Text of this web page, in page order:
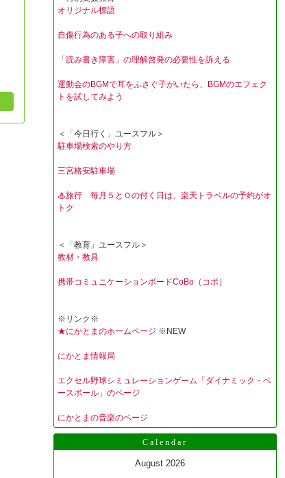
オリジナル標語
自傷行為のある子への取り組み
「読み書き障害」の理解啓発の必要性を訴える
運動会のBGMで耳をふさぐ子がいたら、BGMのエフェク
トを試してみよう
＜「今日行く」ユースフル＞
駐車場検索のやり方
三宮格安駐車場
♨旅行 毎月５と０の付く日は、楽天トラベルの予約がオ
トク
＜「教育」ユースフル＞
教材・教具
携帯コミュニケーションボードCoBo（コボ）
※リンク※
★にかとまのホームページ ※NEW
にかとま情報局
エクセル野球シミュレーションゲーム「ダイナミック・ベ
ースボール」のページ
にかとまの音楽のページ
Calendar
August 2026